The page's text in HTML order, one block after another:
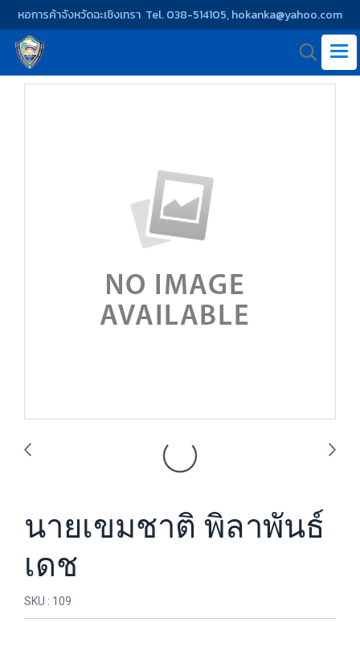
หอการค้าจังหวัดฉะเชิงเทรา Tel. 038-514105, hokanka@yahoo.com
นายเขมชาติ พิลาพันธ์
เดช
SKU : 109